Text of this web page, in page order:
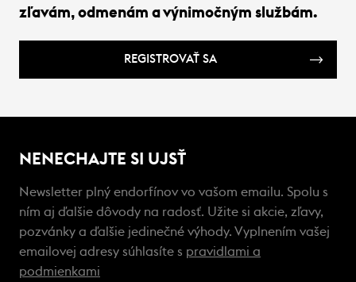
zľavám, odmenám a výnimočným službám.
REGISTROVAŤ SA
NENECHAJTE SI UJSŤ
Newsletter plný endorfínov vo vašom emailu. Spolu s
ním aj ďalšie dôvody na radosť. Užite si akcie, zľavy,
pozvánky a ďalšie jedinečné výhody. Vyplnením vašej
emailovej adresy súhlasíte s pravidlami a
podmienkami